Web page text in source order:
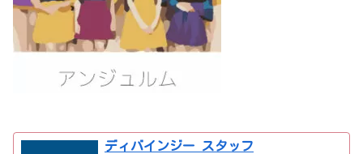
ディバインジー スタッフ